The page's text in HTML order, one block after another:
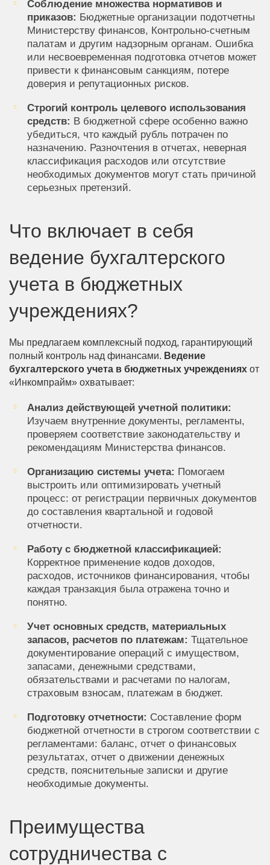
Соблюдение множества нормативов и
приказов: Бюджетные организации подотчетны
Министерству финансов, Контрольно-счетным
палатам и другим надзорным органам. Ошибка
или несвоевременная подготовка отчетов может
привести к финансовым санкциям, потере
доверия и репутационных рисков.
Строгий контроль целевого использования
средств: В бюджетной сфере особенно важно
убедиться, что каждый рубль потрачен по
назначению. Разночтения в отчетах, неверная
классификация расходов или отсутствие
необходимых документов могут стать причиной
серьезных претензий.
Что включает в себя
ведение бухгалтерского
учета в бюджетных
учреждениях?
Мы предлагаем комплексный подход, гарантирующий
полный контроль над финансами. Ведение
бухгалтерского учета в бюджетных учреждениях от
«Инкомпрайм» охватывает:
Анализ действующей учетной политики:
Изучаем внутренние документы, регламенты,
проверяем соответствие законодательству и
рекомендациям Министерства финансов.
Организацию системы учета: Помогаем
выстроить или оптимизировать учетный
процесс: от регистрации первичных документов
до составления квартальной и годовой
отчетности.
Работу с бюджетной классификацией:
Корректное применение кодов доходов,
расходов, источников финансирования, чтобы
каждая транзакция была отражена точно и
понятно.
Учет основных средств, материальных
запасов, расчетов по платежам: Тщательное
документирование операций с имуществом,
запасами, денежными средствами,
обязательствами и расчетами по налогам,
страховым взносам, платежам в бюджет.
Подготовку отчетности: Составление форм
бюджетной отчетности в строгом соответствии с
регламентами: баланс, отчет о финансовых
результатах, отчет о движении денежных
средств, пояснительные записки и другие
необходимые документы.
Преимущества
сотрудничества с